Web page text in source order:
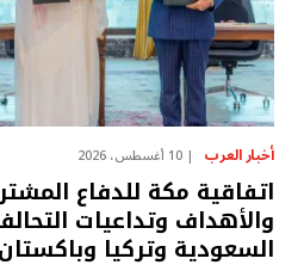
أخبار العرب 10 أغسطس، 2026
والأهداف وتداعيات
السعودية وتركيا وباكستان